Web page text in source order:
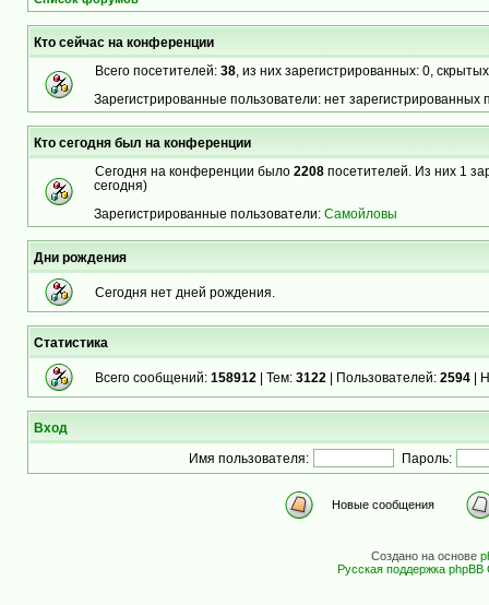
Кто сейчас на конференции
Всего посетителей: 38 , из них зарегистрированных: 0,
Зарегистрированные пользователи: нет зарегистрированных
Кто сегодня был на конференции
Сегодня на конференции было 2208 посетителей. Из них 1
сегодня)
Зарегистрированные пользователи: Самойловы
Дни рождения
Сегодня нет дней рождения.
Статистика
Всего сообщений: 158912 | Тем: 3122 | Пользователей: 2594 |
Вход
Имя пользователя: Пароль:
Новые сообщения
Создано на основе
Русская поддержка phpBB